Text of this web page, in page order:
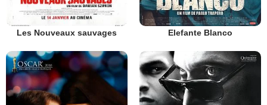
Les Nouveaux sauvages Elefante Blanco